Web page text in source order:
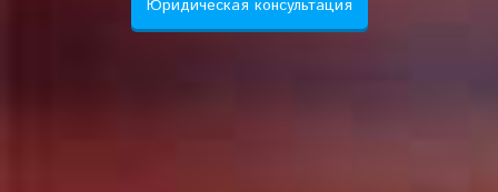
Юридическая консультация